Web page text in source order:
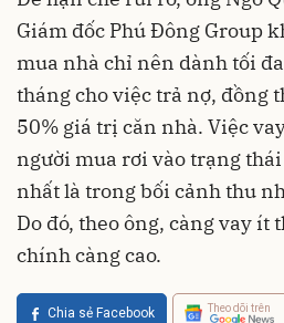
Giám đốc Phú Đông Group
mua nhà chỉ nên dành tối
tháng cho việc trả nợ, đồng
50% giá trị căn nhà. Việc
người mua rơi vào trạng
nhất là trong bối cảnh thu
Do đó, theo ông, càng vay ít
chính càng cao.
Chia sẻ Facebook Theo dõi trên